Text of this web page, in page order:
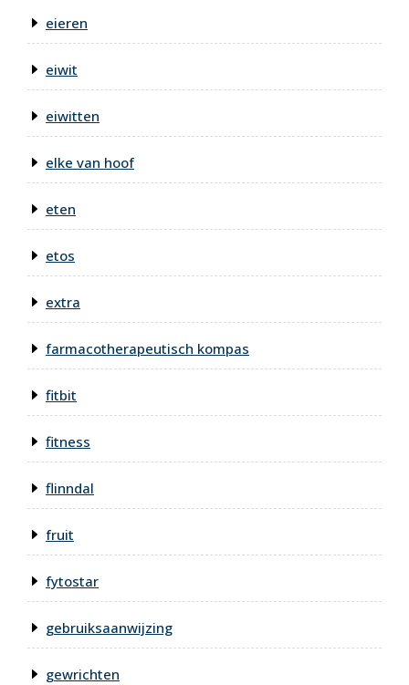
eieren
eiwit
eiwitten
elke van hoof
eten
etos
extra
farmacotherapeutisch kompas
fitbit
fitness
flinndal
fruit
fytostar
gebruiksaanwijzing
gewrichten